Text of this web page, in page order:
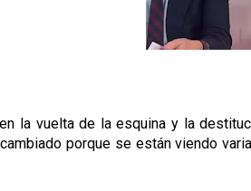
la vuelta de la esquina y la
porque se están viendo